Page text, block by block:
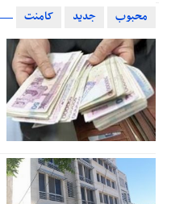
محبوب جدید کامنت